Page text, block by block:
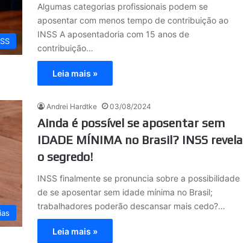
Algumas categorias profissionais podem se
aposentar com menos tempo de contribuição ao
INSS A aposentadoria com 15 anos de
contribuição…
Leia mais »
Andrei Hardtke 03/08/2024
Ainda é possível se aposentar sem
IDADE MÍNIMA no Brasil? INSS revela
o segredo!
INSS finalmente se pronuncia sobre a possibilidade
de se aposentar sem idade mínima no Brasil;
trabalhadores poderão descansar mais cedo?…
Leia mais »